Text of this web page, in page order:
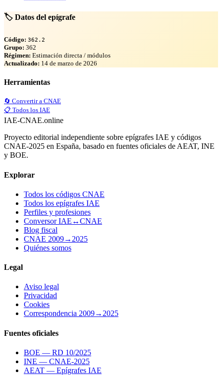
🏷️ Datos del epígrafe
Código: 362.2
Grupo: 362
Régimen: Estimación directa / módulos
Actualizado: 14 de marzo de 2026
Herramientas
🔄 Convertir a CNAE
📋 Todos los IAE
IAE-CNAE.online
Proyecto editorial independiente sobre epígrafes IAE y códigos
CNAE-2025 en España, basado en fuentes oficiales de AEAT, INE
y BOE.
Explorar
Todos los códigos CNAE
Todos los epígrafes IAE
Perfiles y profesiones
Conversor IAE↔CNAE
Blog fiscal
CNAE 2009→2025
Quiénes somos
Legal
Aviso legal
Privacidad
Cookies
Correspondencia 2009→2025
Fuentes oficiales
BOE — RD 10/2025
INE — CNAE-2025
AEAT — Epígrafes IAE